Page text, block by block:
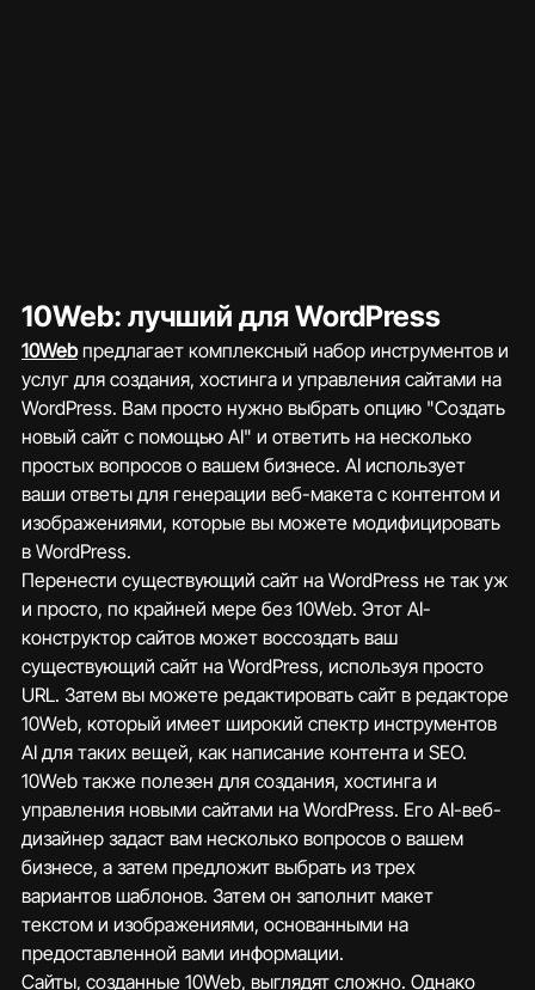
10Web: лучший для WordPress
10Web предлагает комплексный набор инструментов и
услуг для создания, хостинга и управления сайтами на
WordPress. Вам просто нужно выбрать опцию "Создать
новый сайт с помощью AI" и ответить на несколько
простых вопросов о вашем бизнесе. AI использует
ваши ответы для генерации веб-макета с контентом и
изображениями, которые вы можете модифицировать
в WordPress.
Перенести существующий сайт на WordPress не так уж
и просто, по крайней мере без 10Web. Этот AI-
конструктор сайтов может воссоздать ваш
существующий сайт на WordPress, используя просто
URL. Затем вы можете редактировать сайт в редакторе
10Web, который имеет широкий спектр инструментов
AI для таких вещей, как написание контента и SEO.
10Web также полезен для создания, хостинга и
управления новыми сайтами на WordPress. Его AI-веб-
дизайнер задаст вам несколько вопросов о вашем
бизнесе, а затем предложит выбрать из трех
вариантов шаблонов. Затем он заполнит макет
текстом и изображениями, основанными на
предоставленной вами информации.
Сайты, созданные 10Web, выглядят сложно. Однако